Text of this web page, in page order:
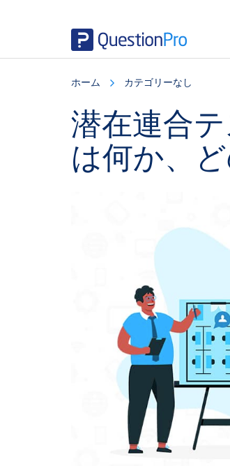
ホーム カテゴリーなし
潜在連合
は何か、